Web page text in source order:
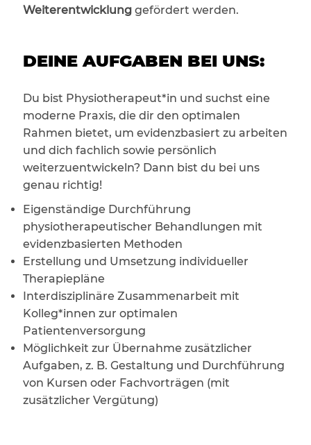
Weiterentwicklung gefördert werden.
DEINE AUFGABEN BEI UNS:
Du bist Physiotherapeut*in und suchst eine
moderne Praxis, die dir den optimalen
Rahmen bietet, um evidenzbasiert zu arbeiten
und dich fachlich sowie persönlich
weiterzuentwickeln? Dann bist du bei uns
genau richtig!
Eigenständige Durchführung
physiotherapeutischer Behandlungen mit
evidenzbasierten Methoden
Erstellung und Umsetzung individueller
Therapiepläne
Interdisziplinäre Zusammenarbeit mit
Kolleg*innen zur optimalen
Patientenversorgung
Möglichkeit zur Übernahme zusätzlicher
Aufgaben, z. B. Gestaltung und Durchführung
von Kursen oder Fachvorträgen (mit
zusätzlicher Vergütung)